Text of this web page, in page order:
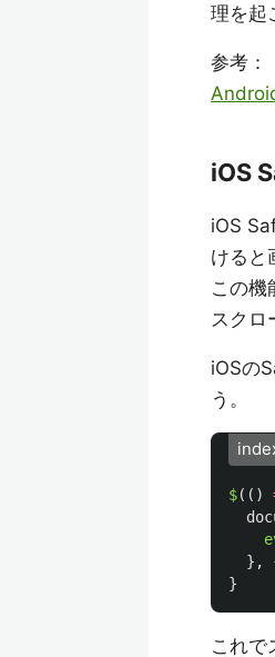
理を起
参考：
iOS
iOS
けると
この機
スクロ
iOSの
う。
$(()
},
}
これで